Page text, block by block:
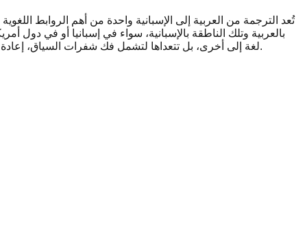
تُعد الترجمة من العربية إلى الإسبانية واحدة من أهم الروابط
بالعربية وتلك الناطقة بالإسبانية، سواء في إسبانيا أو في دول
لغة إلى أخرى، بل تتعداها لتشمل فك شفرات السياق، إعادة صياغة التراكيب النحوية المعقدة، ومراعاة الحساسيات الثقافية العميقة لضمان وصول الرسالة بكامل قوتها وتأثيرها إلى الجمهور المستهدف.